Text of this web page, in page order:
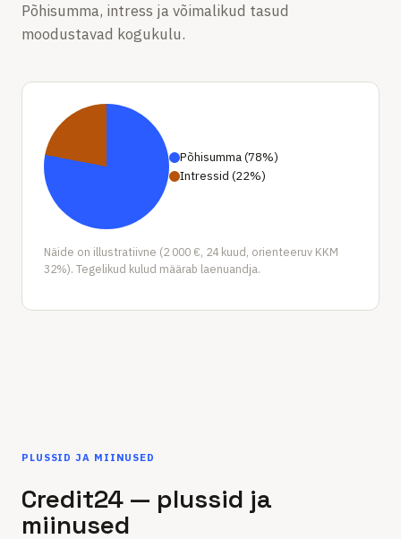
Põhisumma, intress ja võimalikud tasud
moodustavad kogukulu.
Põhisumma(78%)
Intressid (22%)
Näide on illustratiivne (2 000 €, 24 kuud, orienteeruv KKM
32%). Tegelikud kulud määrab laenuandja.
PLUSSID JA MIINUSED
Credit24 — plussid ja
miinused